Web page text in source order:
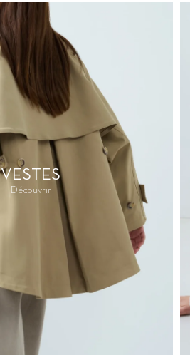
VESTES
Découvrir